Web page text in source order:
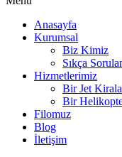
Anasayfa
Kurumsal
Biz Kimiz
Sıkça
Hizmetlerimiz
Bir Jet Kirala
Bir
Filomuz
Blog
İletişim